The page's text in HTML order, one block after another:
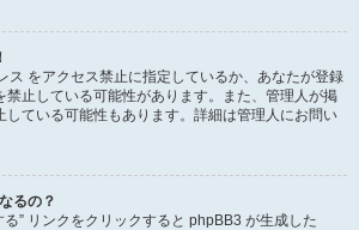
ス をアクセス禁止に指定しているか、あなたが登録
禁止している可能性があります。また、管理人が掲
している可能性もあります。詳細は管理人にお問い
るの？
” リンクをクリックすると phpBB3 が生成した